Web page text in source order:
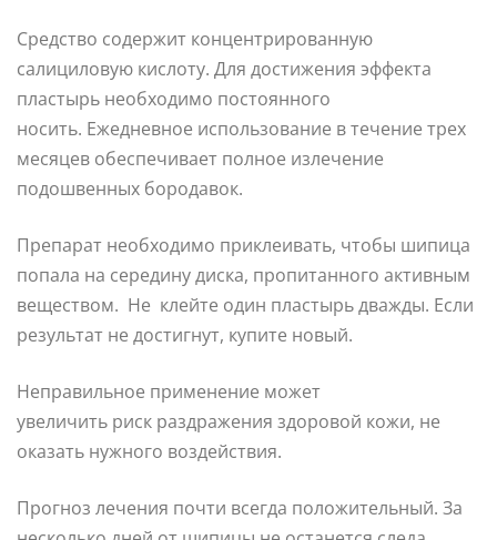
Средство содержит концентрированную
салициловую кислоту. Для достижения эффекта
пластырь необходимо постоянного
носить. Ежедневное использование в течение трех
месяцев обеспечивает полное излечение
подошвенных бородавок.
Препарат необходимо приклеивать, чтобы шипица
попала на середину диска, пропитанного активным
веществом. Не клейте один пластырь дважды. Если
результат не достигнут, купите новый.
Неправильное применение может
увеличить риск раздражения здоровой кожи, не
оказать нужного воздействия.
Прогноз лечения почти всегда положительный. За